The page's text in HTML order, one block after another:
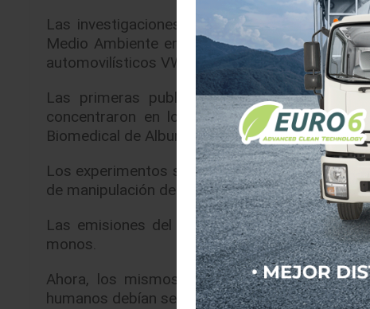
Las investigaciones habrían sido
Medio Ambiente en el Transporte (EUGT,
automovilísticos VW, Daimler y BMW.
Las primeras publicaciones al respecto, del
concentraron en los experimentos con
Biomedical de Alburqueque (EEUU).
Los experimentos se realizaron en 2015 y un
de manipulación de datos de emisiones,
Las emisiones del coche fueron conducidas
monos.
Ahora, los mismos medios informan que la
humanos debían ser sometidos a inhalar